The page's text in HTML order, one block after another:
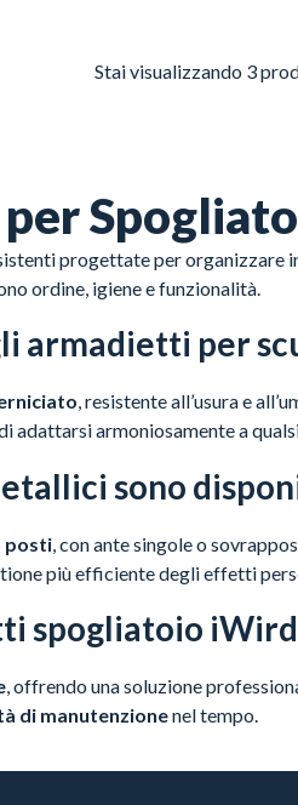
Stai visualizzando 3
progettate per
ordine, igiene e funzionalità.
armadietti per
, resistente all’usura e
adattarsi armoniosamente a
sono
posti , con ante singole o
più efficiente degli effetti
spogliatoio
, offrendo una soluzione
di manutenzionenel tempo.